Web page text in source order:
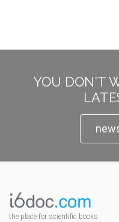
YOU DON'T
the place for scientific books